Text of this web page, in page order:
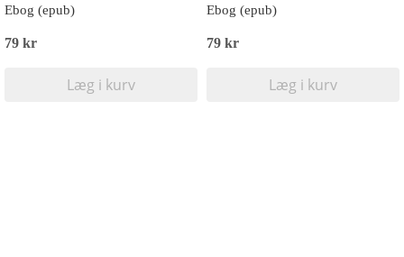
Ebog (epub)
79 kr
Læg i kurv
Ebog (epub)
79 kr
Læg i kurv